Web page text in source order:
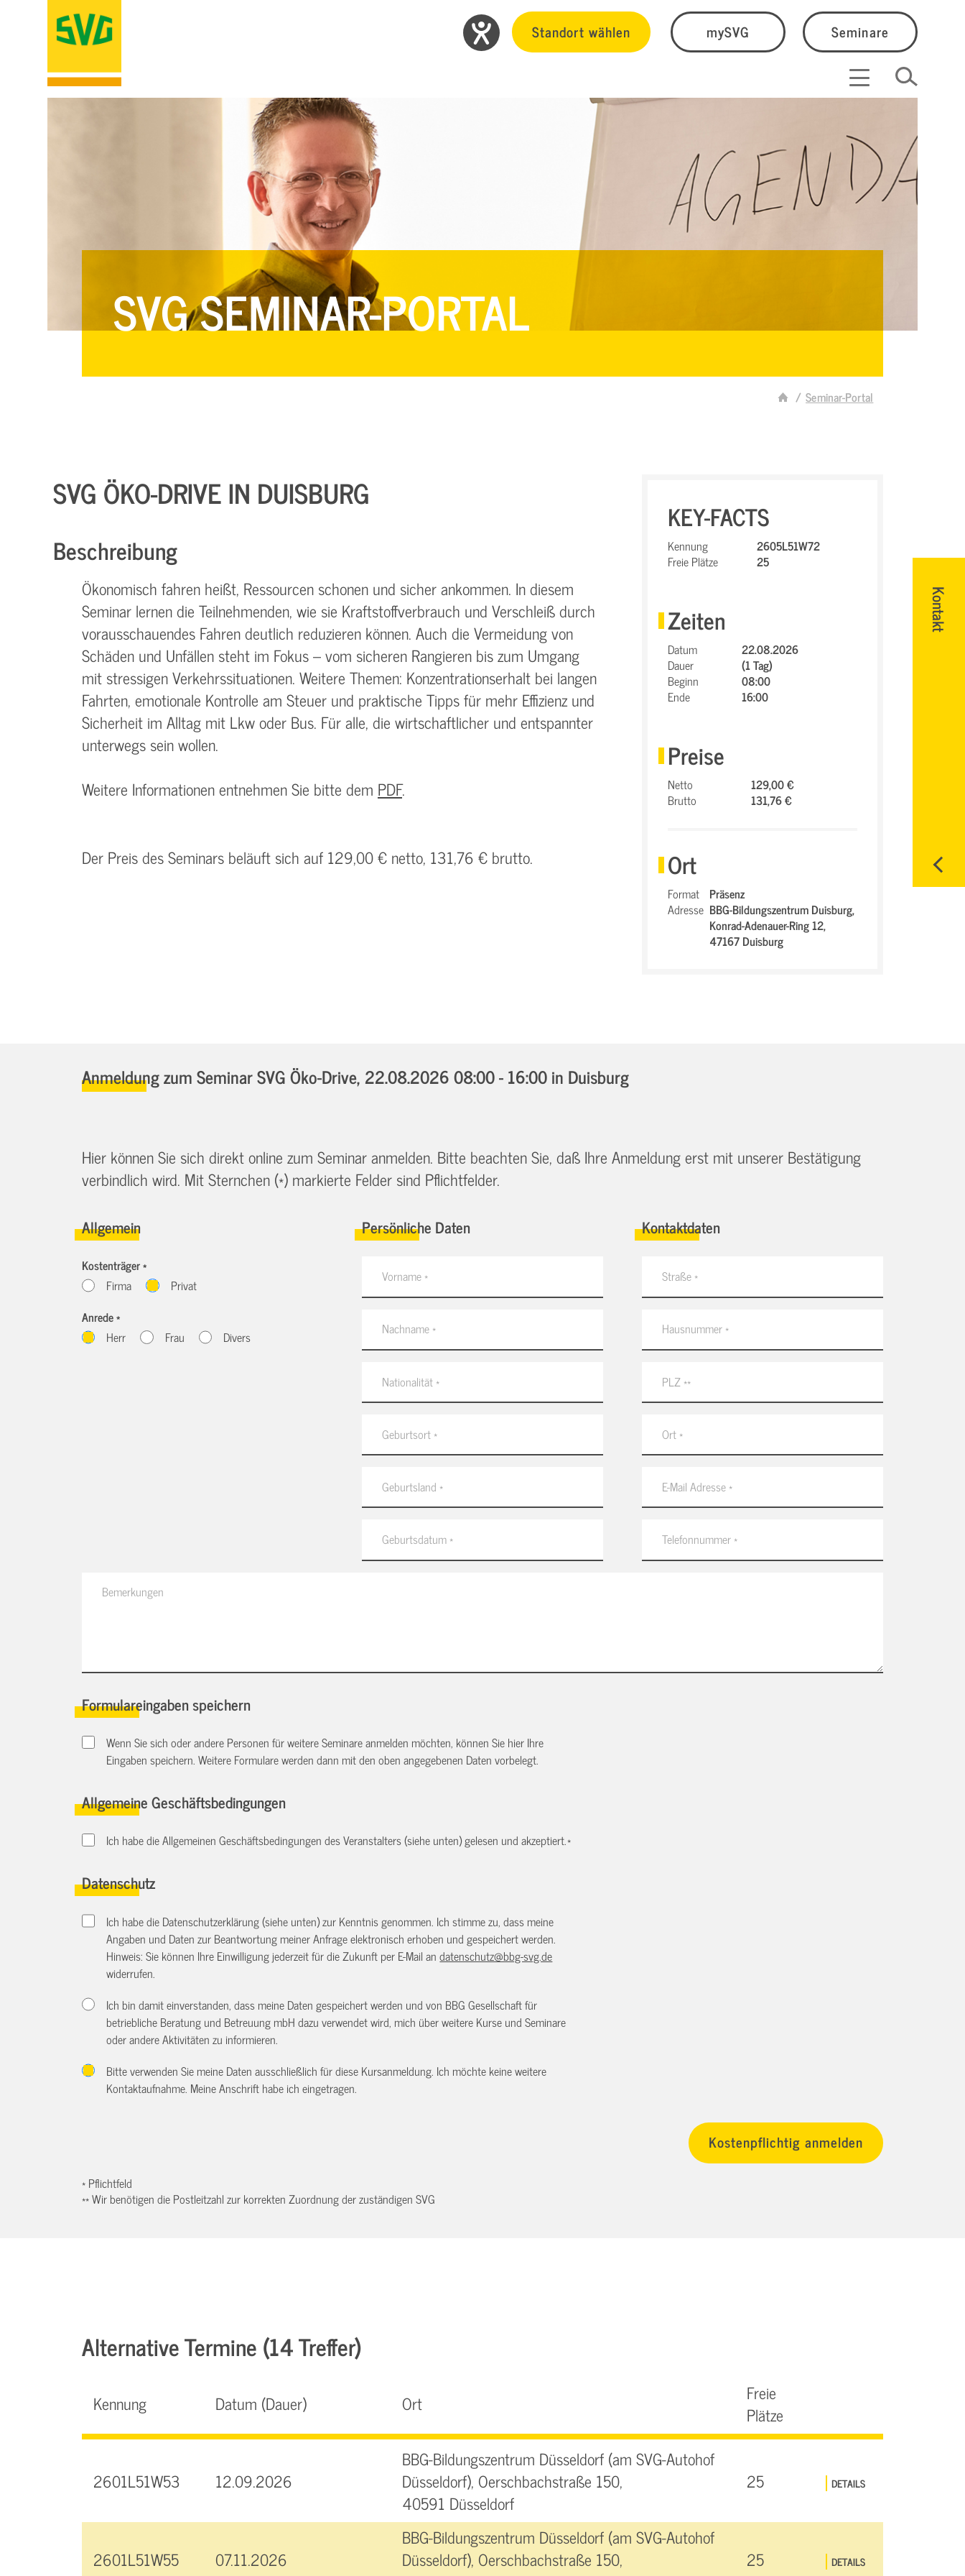
Standort wählen mySVG Seminare
SVG SEMINAR-PORTAL
Seminar-Portal
Kontakt
SVG ÖKO-DRIVE IN DUISBURG
Beschreibung
Ökonomisch fahren heißt, Ressourcen schonen und sicher ankommen. In diesem
Seminar lernen die Teilnehmenden, wie sie Kraftstoffverbrauch und Verschleiß durch
vorausschauendes Fahren deutlich reduzieren können. Auch die Vermeidung von
Schäden und Unfällen steht im Fokus – vom sicheren Rangieren bis zum Umgang
mit stressigen Verkehrssituationen. Weitere Themen: Konzentrationserhalt bei langen
Fahrten, emotionale Kontrolle am Steuer und praktische Tipps für mehr Effizienz und
Sicherheit im Alltag mit Lkw oder Bus. Für alle, die wirtschaftlicher und entspannter
unterwegs sein wollen.
Weitere Informationen entnehmen Sie bitte dem PDF.
Der Preis des Seminars beläuft sich auf 129,00 € netto, 131,76 € brutto.
KEY-FACTS
Kennung
2605L51W72
Freie Plätze
25
Zeiten
Datum
22.08.2026
Dauer
(1 Tag)
Beginn
08:00
Ende
16:00
Preise
Netto
129,00 €
Brutto
131,76 €
Ort
Format Präsenz
Adresse BBG-Bildungszentrum Duisburg,
Konrad-Adenauer-Ring 12,
47167 Duisburg
Anmeldung zum Seminar SVG Öko-Drive, 22.08.2026 08:00 - 16:00in Duisburg
Hier können Sie sich direkt online zum Seminar anmelden. Bitte beachten Sie, daß Ihre Anmeldung erst mit unserer Bestätigung
verbindlich wird. Mit Sternchen (*) markierte Felder sind Pflichtfelder.
Allgemein
Kostenträger *
Firma
Privat
Anrede *
Herr
Frau Divers
Persönliche Daten Kontaktdaten
Formulareingaben speichern
Wenn Sie sich oder andere Personen für weitere Seminare anmelden möchten, können Sie hier Ihre
Eingaben speichern. Weitere Formulare werden dann mit den oben angegebenen Daten vorbelegt.
Allgemeine Geschäftsbedingungen
Ich habe die Allgemeinen Geschäftsbedingungen des Veranstalters (siehe unten) gelesen und akzeptiert.*
Datenschutz
Ich habe die Datenschutzerklärung (siehe unten) zur Kenntnis genommen. Ich stimme zu, dass meine
Angaben und Daten zur Beantwortung meiner Anfrage elektronisch erhoben und gespeichert werden.
Hinweis: Sie können Ihre Einwilligung jederzeit für die Zukunft per E-Mail andatenschutz@bbg-svg.de
widerrufen.
Ich bin damit einverstanden, dass meine Daten gespeichert werden und von BBG Gesellschaft für
betriebliche Beratung und Betreuung mbH dazu verwendet wird, mich über weitere Kurse und Seminare
oder andere Aktivitäten zu informieren.
Bitte verwenden Sie meine Daten ausschließlich für diese Kursanmeldung. Ich möchte keine weitere
Kontaktaufnahme. Meine Anschrift habe ich eingetragen.
* Pflichtfeld
** Wir benötigen die Postleitzahl zur korrekten Zuordnung der zuständigen SVG
Alternative Termine (14 Treffer)
Kennung Datum (Dauer) Ort
Freie
Plätze
2601L51W53 12.09.2026
BBG-Bildungszentrum Düsseldorf (am SVG-Autohof
Düsseldorf), Oerschbachstraße 150,
40591 Düsseldorf
25 DETAILS
2601L51W55 07.11.2026
BBG-Bildungszentrum Düsseldorf (am SVG-Autohof
Düsseldorf), Oerschbachstraße 150,
25 DETAILS